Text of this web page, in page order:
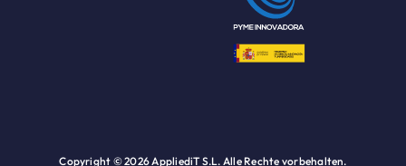
Copyright ©2026 AppliediT S.L. Alle Rechte vorbehalten.